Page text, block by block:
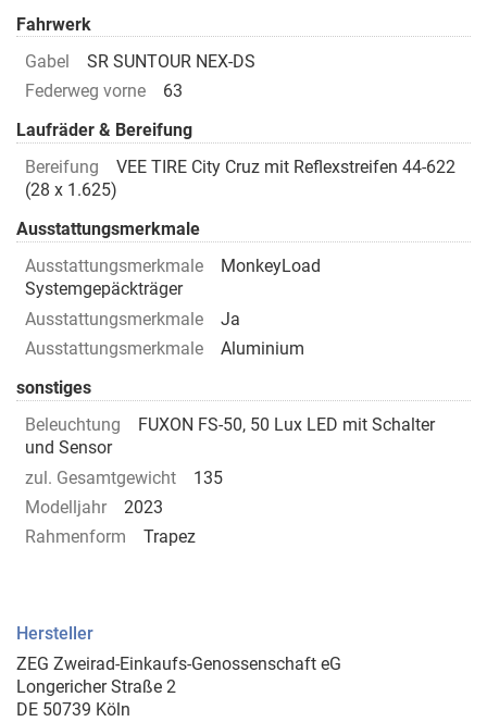
Fahrwerk
Gabel
SR SUNTOUR NEX-DS
Federweg vorne
63
Laufräder & Bereifung
Bereifung
VEE TIRE City Cruz mit Reflexstreifen 44-622
(28 x 1.625)
Ausstattungsmerkmale
Ausstattungsmerkmale
MonkeyLoad
Systemgepäckträger
Ausstattungsmerkmale
Ja
Ausstattungsmerkmale
Aluminium
sonstiges
Beleuchtung
FUXON FS-50, 50 Lux LED mit Schalter
und Sensor
zul. Gesamtgewicht
135
Modelljahr
2023
Rahmenform
Trapez
Hersteller
ZEG Zweirad-Einkaufs-Genossenschaft eG
Longericher Straße 2
DE 50739 Köln